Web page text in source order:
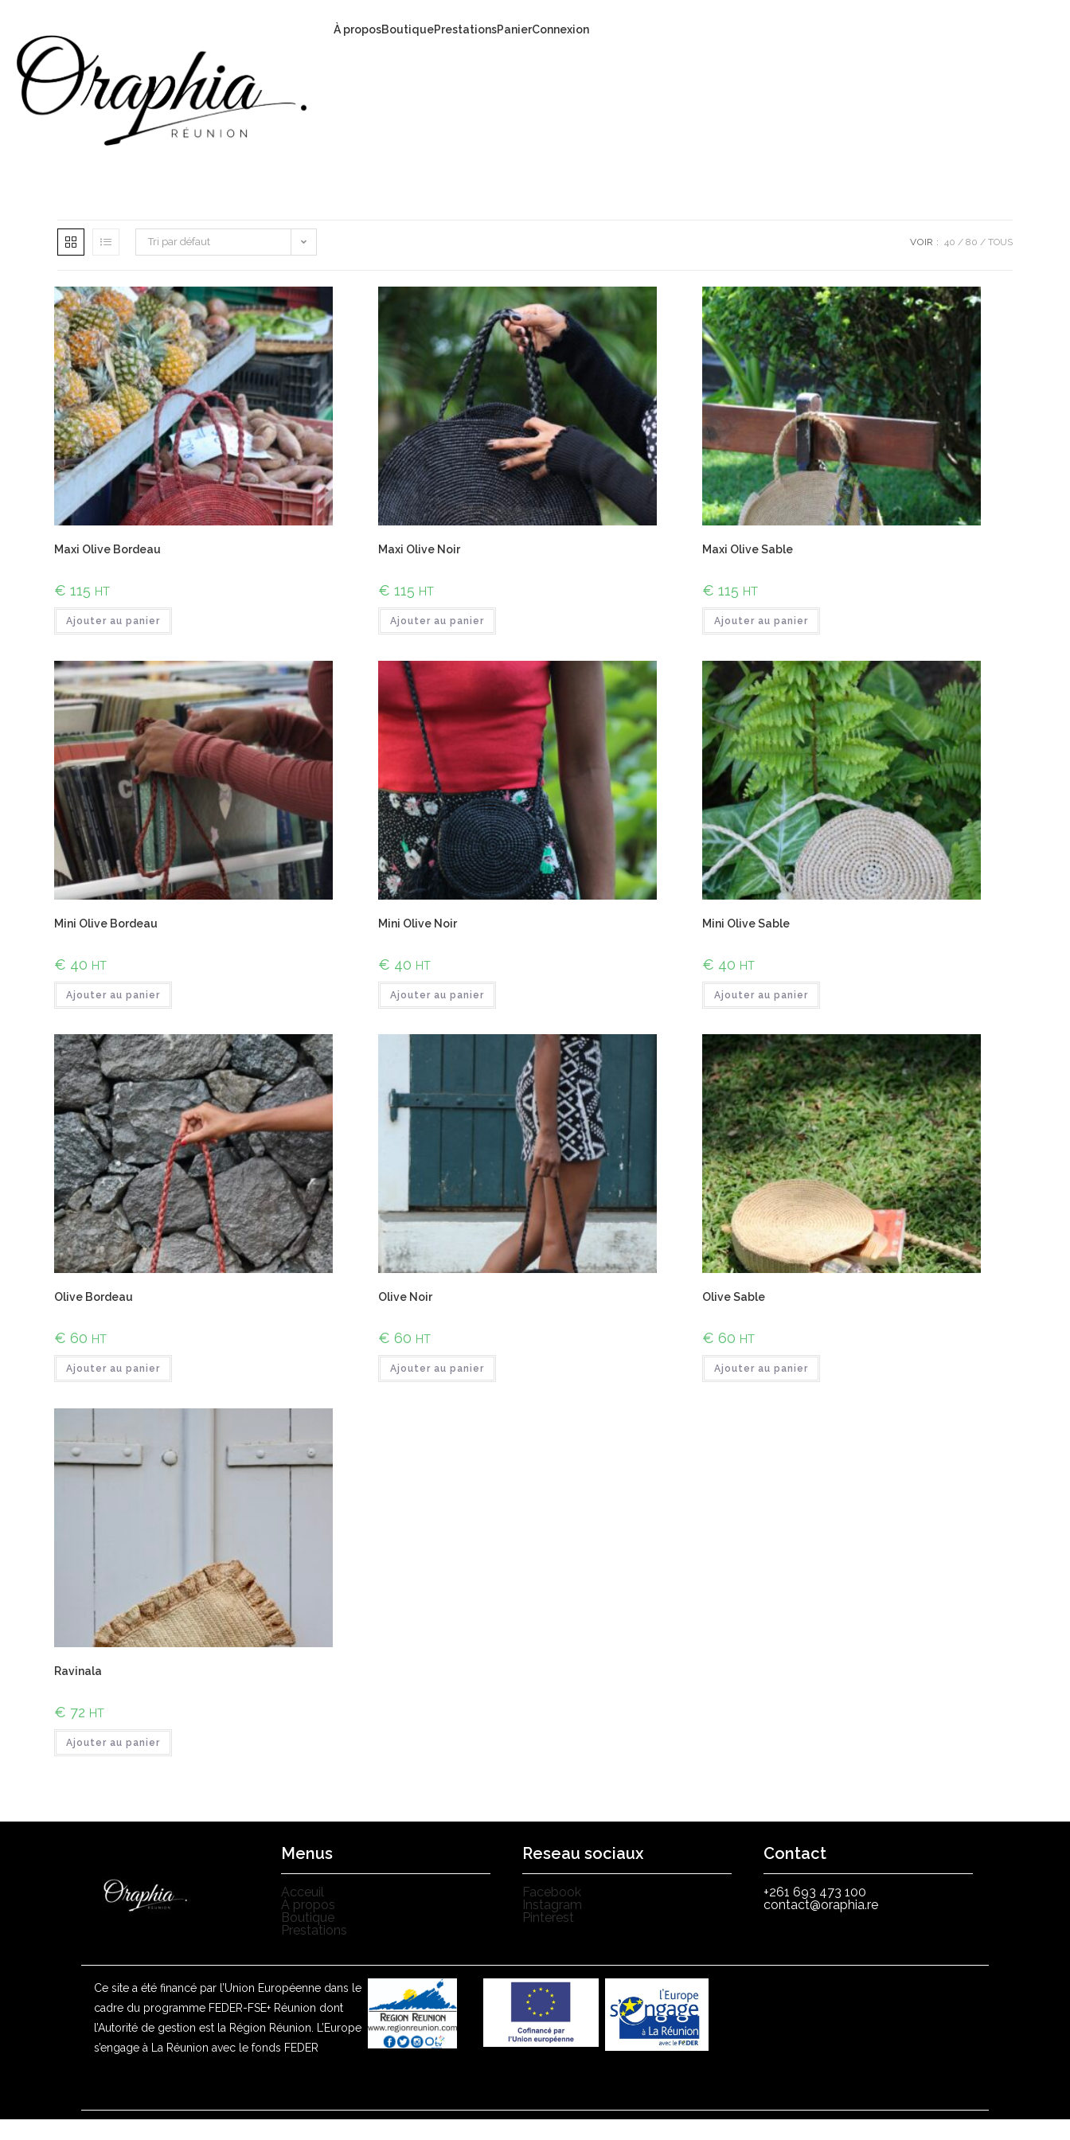
À proposBoutiquePrestationsPanierConnexion
Tri par défaut VOIR : 40 80 TOUS
Maxi Olive Bordeau
€ 115 HT
Ajouter au panier
Maxi Olive Noir
€ 115 HT
Ajouter au panier
Maxi Olive Sable
€ 115 HT
Ajouter au panier
Mini Olive Bordeau
€ 40 HT
Ajouter au panier
Mini Olive Noir
€ 40 HT
Ajouter au panier
Mini Olive Sable
€ 40 HT
Ajouter au panier
Olive Bordeau
€ 60 HT
Ajouter au panier
Olive Noir
€ 60 HT
Ajouter au panier
Olive Sable
€ 60 HT
Ajouter au panier
Ravinala
€ 72 HT
Ajouter au panier
Menus
Acceuil
À propos
Boutique
Prestations
Reseau sociaux
Facebook
Instagram
Pinterest
Contact
+261 693 473 100
contact@oraphia.re
Ce site a été financé par l’Union Européenne dans le
cadre du programme FEDER-FSE+ Réunion dont
l’Autorité de gestion est la Région Réunion. L’Europe
s’engage à La Réunion avec le fonds FEDER